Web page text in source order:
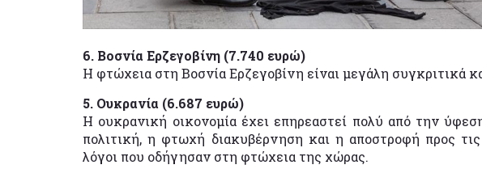
6. Βοσνία Ερζεγοβίνη (7.740 ευρώ)
Η φτώχεια στη Βοσνία Ερζεγοβίνη είναι μεγάλη συγκριτικά
5. Ουκρανία (6.687 ευρώ)
Η ουκρανική οικονομία έχει επηρεαστεί πολύ από την
πολιτική, η φτωχή διακυβέρνηση και η αποστροφή προς τις
λόγοι που οδήγησαν στη φτώχεια της χώρας.